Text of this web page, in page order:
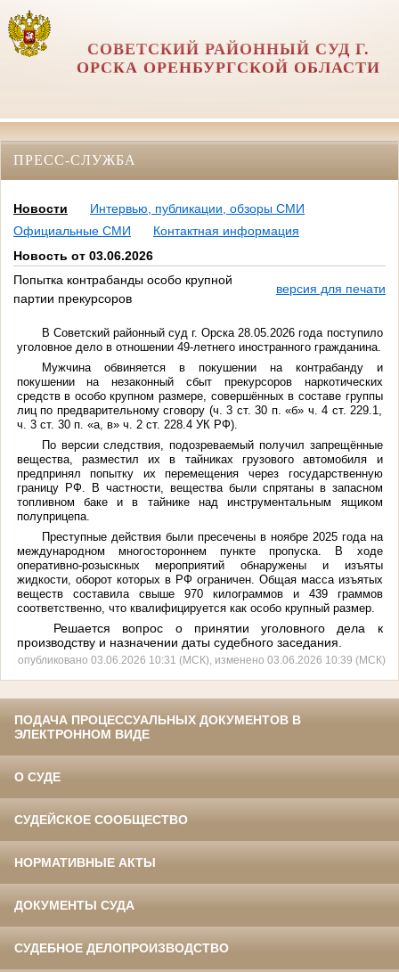
СОВЕТСКИЙ РАЙОННЫЙ СУД Г.
ОРСКА ОРЕНБУРГСКОЙ ОБЛАСТИ
ПРЕСС-СЛУЖБА
Новости
Интервью, публикации, обзоры СМИ
Официальные СМИ
Контактная информация
Новость от 03.06.2026
Попытка контрабанды особо крупной
партии прекурсоров
версия для печати
В Советский районный суд г. Орска 28.05.2026 года поступило
уголовное дело в отношении 49-летнего иностранного гражданина.
Мужчина обвиняется в покушении на контрабанду и
покушении на незаконный сбыт прекурсоров наркотических
средств в особо крупном размере, совершённых в составе группы
лиц по предварительному сговору (ч. 3 ст. 30 п. «б» ч. 4 ст. 229.1,
ч. 3 ст. 30 п. «а, в» ч. 2 ст. 228.4 УК РФ).
По версии следствия, подозреваемый получил запрещённые
вещества, разместил их в тайниках грузового автомобиля и
предпринял попытку их перемещения через государственную
границу РФ. В частности, вещества были спрятаны в запасном
топливном баке и в тайнике над инструментальным ящиком
полуприцепа.
Преступные действия были пресечены в ноябре 2025 года на
международном многостороннем пункте пропуска. В ходе
оперативно-розыскных мероприятий обнаружены и изъяты
жидкости, оборот которых в РФ ограничен. Общая масса изъятых
веществ составила свыше 970 килограммов и 439 граммов
соответственно, что квалифицируется как особо крупный размер.
Решается вопрос о принятии уголовного дела к
производству и назначении даты судебного заседания.
опубликовано 03.06.2026 10:31 (МСК), изменено 03.06.2026 10:39 (МСК)
ПОДАЧА ПРОЦЕССУАЛЬНЫХ ДОКУМЕНТОВ В
ЭЛЕКТРОННОМ ВИДЕ
О СУДЕ
СУДЕЙСКОЕ СООБЩЕСТВО
НОРМАТИВНЫЕ АКТЫ
ДОКУМЕНТЫ СУДА
СУДЕБНОЕ ДЕЛОПРОИЗВОДСТВО